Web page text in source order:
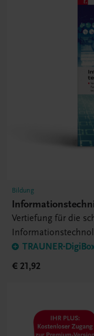
Bildung
Vertiefung für die
TRAUNER-
€ 21,92